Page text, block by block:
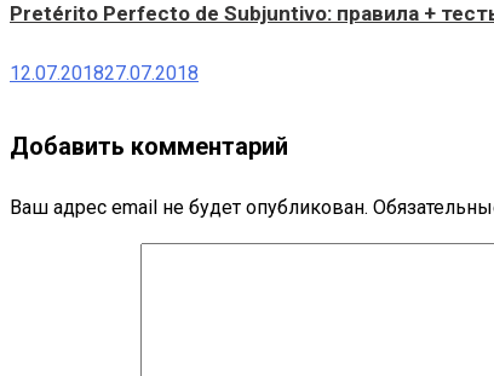
Pretérito Perfecto de Subjuntivo: правила +
12.07.201827.07.2018
Добавить комментарий
Ваш адрес email не будет опубликован.